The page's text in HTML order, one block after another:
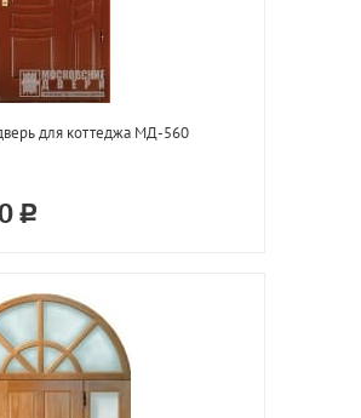
для коттеджа МД-560